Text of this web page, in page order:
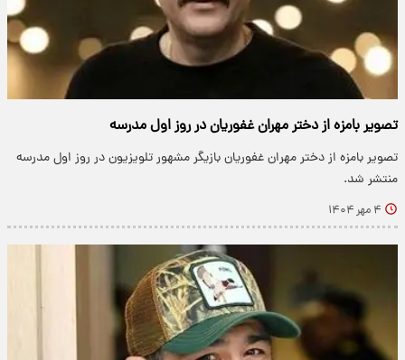
تصویر بامزه از دختر مهران غفوریان در روز اول مدرسه
تصویر بامزه از دختر مهران غفوریان بازیگر مشهور تلویزیون در روز اول مدرسه
منتشر شد.
۴ مهر ۱۴۰۴